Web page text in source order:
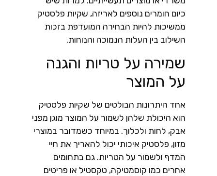
כיום חומרים נוספים לאריזה, שקיות פלסטיק
ממשיכות להיות הבחירה המועדפת בזכות
השילוב בין העלות הנמוכה והנוחות.
שמירה על טריות והגנה
על המוצר
אחד היתרונות הבולטים של שקיות פלסטיק
הוא היכולת שלהן לשמור על המוצר מוגן מפני
אבק, לחות ולכלוך. במיוחד כשמדובר במוצרי
מזון, פלסטיק איכותי יכול להאריך את חיי
המדף ולשמור על הטריות. גם בתחומים
אחרים כמו קוסמטיקה, טקסטיל או פריטים